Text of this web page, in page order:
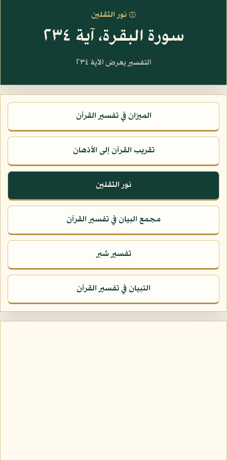
۞ نور الثقلين
سورة البقرة، آية ٢٣٤
التفسير يعرض الآية ٢٣٤
الميزان في تفسير القرآن
تقريب القرآن إلى الأذهان
نور الثقلين
مجمع البيان في تفسير القرآن
تفسير شبر
التبيان في تفسير القرآن